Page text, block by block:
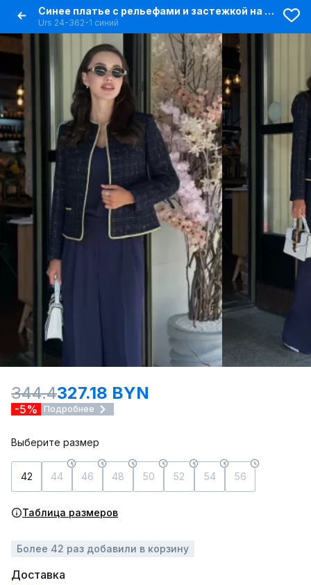
Синее платье с рельефами и застежкой на кнопки для каждый день
Urs 24-362-1 синий
344.4327.18 BYN
-5% Подробнее
Выберите размер
42 44 46 48 50 52 54 56
Таблица размеров
Более 42 раз добавили в корзину
Доставка